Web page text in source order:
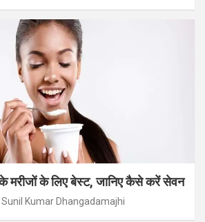
के मरीजों के लिए बेस्ट, जानिए कैसे करें सेवन
Sunil Kumar Dhangadamajhi